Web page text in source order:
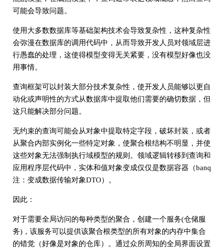
可能会导致问题。
使用大多数数据库等基础架构技术会导致复杂性，这种复杂性
会弥漫在数据库的调用代码中，从而导致开发人员对领域层进
行愚蠢的处理，这使得模型变得无关紧要，没有模型好像也没
用事情。
查询框架可以封装大部分技术复杂性，使开发人员能够以更自
动化或声明性的方式从数据库中提取他们需要的确切数据，但
这只能解决部分问题。
无约束的查询可能会从对象中提取特定字段，破坏封装，或者
从聚合内部实例化一些特定对象，使聚合根结构不明显，并使
这些对象无法强制执行域模型的规则。领域逻辑转移到查询和
应用程序层代码中，实体和值对象变成仅仅是数据容器（banq
注：变成数据传输对象DTO）。
因此：
对于需要全局访问的每种类型的聚合，创建一个服务(仓储服
务)，该服务可以提供该聚合根类型的所有对象的内存中集合
的错觉（好像是对象的仓库）。通过众所周知的全局界面设置